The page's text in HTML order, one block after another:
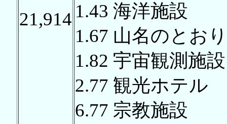
21,914 1.43 海洋施設
1.67 山名のとお
1.82 宇宙観測施設
2.77 観光ホテル
6.77 宗教施設